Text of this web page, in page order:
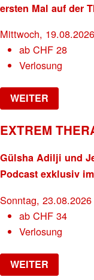
ersten Mal auf der
Mittwoch, 19.08.2026
abCHF 28
Verlosung
WEITER
EXTREM
Gülsha Adilji und
Podcast exklusiv
Sonntag, 23.08.2026
abCHF 34
Verlosung
WEITER